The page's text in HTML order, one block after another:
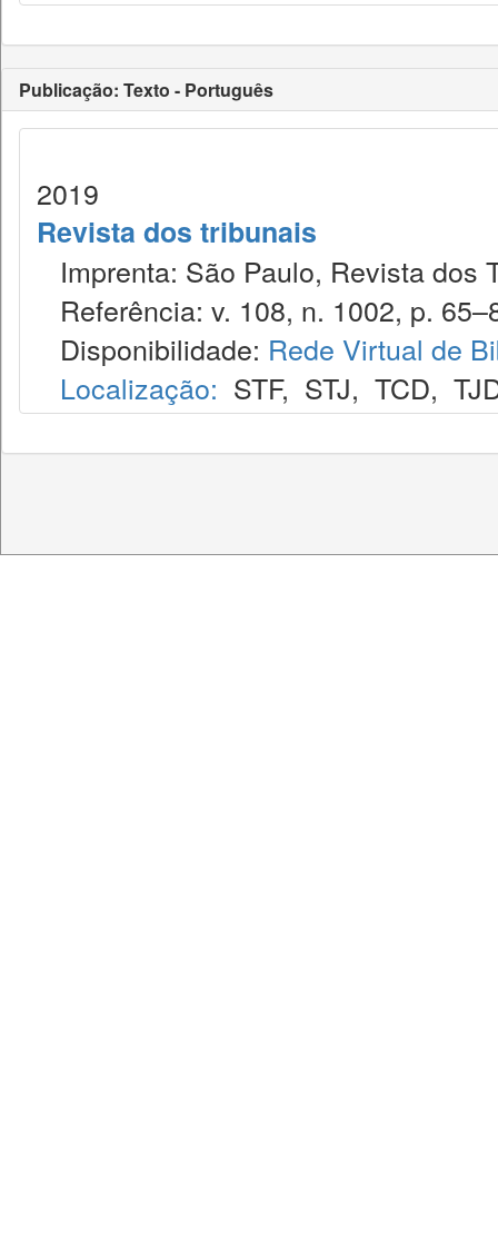
Publicação: Texto - Português
2019
Revista dos tribunais
Imprenta: São Paulo, Revista dos
Referência: v. 108, n. 1002, p.
Disponibilidade: Rede Virtual de
Localização: STF, STJ, TCD,